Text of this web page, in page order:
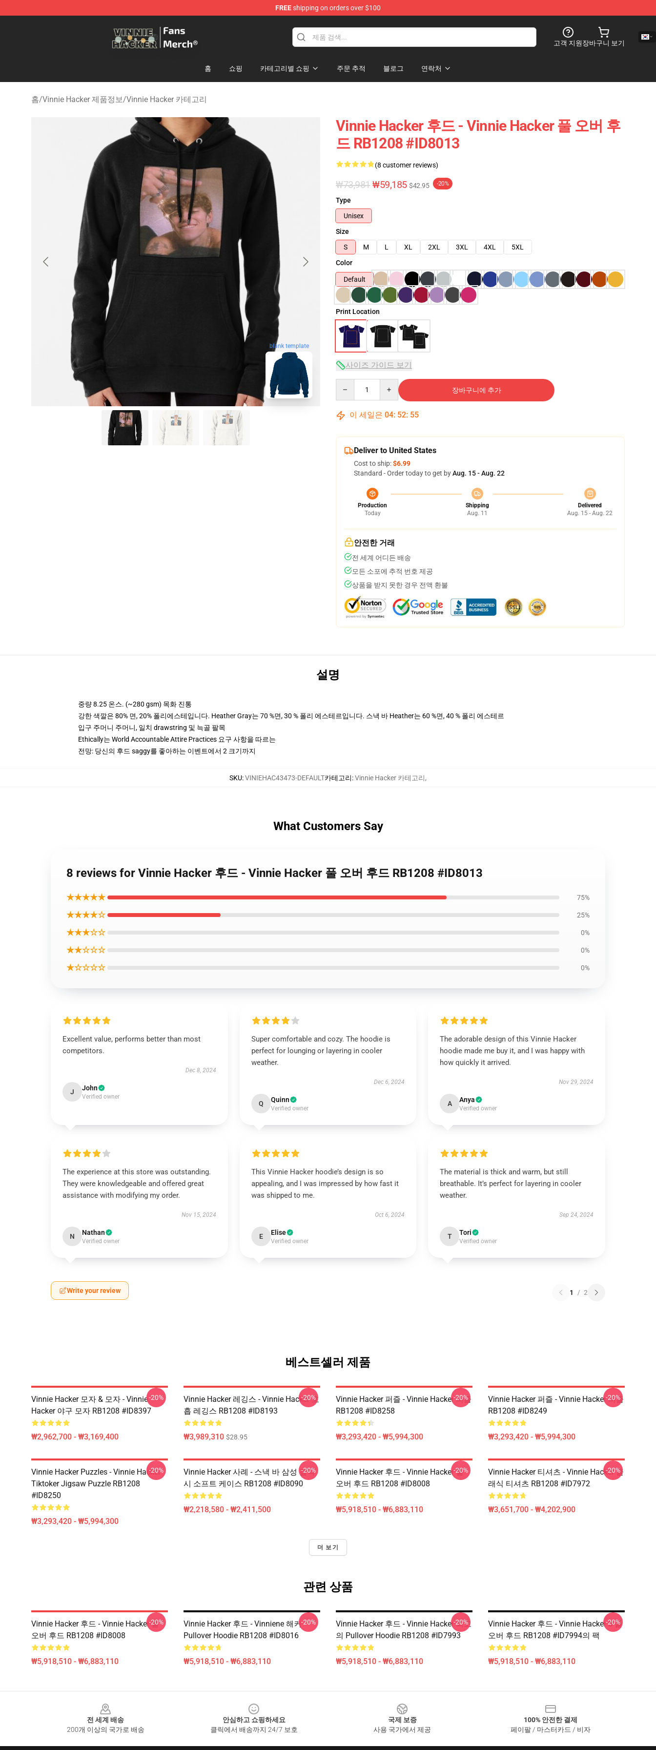
FREEshipping on orders over $100
고객 지원장바구니 보기
홈 쇼핑 카테고리별 쇼핑 주문 추적 블로그 연락처
홈/Vinnie Hacker 제품정보/Vinnie Hacker 카테고리
blank template
Vinnie Hacker 후드 - Vinnie Hacker 풀 오버 후
드 RB1208 #ID8013
(8 customer reviews)
₩73,981 ₩59,185 $42.95 -20%
Type
Unisex
Size
S
M L XL 2XL 3XL 4XL
5XL
Color
Default
Print Location
사이즈 가이드 보기
장바구니에 추가
이 세일은 04: 52: 54
Deliver to United States
Cost to ship:$6.99
Standard - Order today to get byAug. 15 - Aug. 22
Production
Today
Shipping
Aug. 11
Delivered
Aug. 15 - Aug. 22
안전한 거래
전 세계 어디든 배송
모든 소포에 추적 번호 제공
상품을 받지 못한 경우 전액 환불
설명
중량 8.25 온스. (~280 gsm) 목화 진통
강한 색깔은 80% 면, 20% 폴리에스테입니다. Heather Gray는 70 %면, 30 % 폴리 에스테르입니다. 스낵 바 Heather는 60 %면, 40 % 폴리 에스테르
입구 주머니 주머니, 일치 drawstring 및 늑골 팔목
Ethically는 World Accountable Attire Practices 요구 사항을 따르는
전망: 당신의 후드 saggy를 좋아하는 이벤트에서 2 크기까지
SKU:VINIEHAC43473-DEFAULT카테고리:Vinnie Hacker 카테고리,
What Customers Say
8 reviews for Vinnie Hacker 후드 - Vinnie Hacker 풀 오버 후드 RB1208 #ID8013
★★★★★ 75%
★★★★☆ 25%
★★★☆☆ 0%
★★☆☆☆ 0%
★☆☆☆☆ 0%
Excellent value, performs better than most
competitors.
Dec 8, 2024
J John
Verified owner
Super comfortable and cozy. The hoodie is
perfect for lounging or layering in cooler
weather.
Dec 6, 2024
Q Quinn
Verified owner
The adorable design of this Vinnie Hacker
hoodie made me buy it, and I was happy with
how quickly it arrived.
Nov 29, 2024
A Anya
Verified owner
The experience at this store was outstanding.
They were knowledgeable and offered great
assistance with modifying my order.
Nov 15, 2024
N Nathan
Verified owner
This Vinnie Hacker hoodie’s design is so
appealing, and I was impressed by how fast it
was shipped to me.
Oct 6, 2024
E Elise
Verified owner
The material is thick and warm, but still
breathable. It’s perfect for layering in cooler
weather.
Sep 24, 2024
T Tori
Verified owner
Write your review 1 / 2
베스트셀러 제품
Vinnie Hacker 모자 & 모자 - Vinnie
Hacker 야구 모자 RB1208 #ID8397
₩2,962,700 - ₩3,169,400
-20%
Vinnie Hacker 레깅스 - Vinnie Hacker 호
흡 레깅스 RB1208 #ID8193
₩3,989,310 $28.95
-20%
Vinnie Hacker 퍼즐 - Vinnie Hacker 퍼즐
RB1208 #ID8258
₩3,293,420 - ₩5,994,300
-20%
Vinnie Hacker 퍼즐 - Vinnie Hacker 퍼즐
RB1208 #ID8249
₩3,293,420 - ₩5,994,300
-20%
Vinnie Hacker Puzzles - Vinnie Hacker
Tiktoker Jigsaw Puzzle RB1208
#ID8250
₩3,293,420 - ₩5,994,300
-20%
Vinnie Hacker 사례 - 스낵 바 삼성 갤럭
시 소프트 케이스 RB1208 #ID8090
₩2,218,580 - ₩2,411,500
-20%
Vinnie Hacker 후드 - Vinnie Hacker 풀
오버 후드 RB1208 #ID8008
₩5,918,510 - ₩6,883,110
-20%
Vinnie Hacker 티셔츠 - Vinnie Hacker 클
래식 티셔츠 RB1208 #ID7972
₩3,651,700 - ₩4,202,900
-20%
더 보기
관련 상품
Vinnie Hacker 후드 - Vinnie Hacker 풀
오버 후드 RB1208 #ID8008
₩5,918,510 - ₩6,883,110
-20%
Vinnie Hacker 후드 - Vinniene 해커
Pullover Hoodie RB1208 #ID8016
₩5,918,510 - ₩6,883,110
-20%
Vinnie Hacker 후드 - Vinnie Hacker 최고
의 Pullover Hoodie RB1208 #ID7993
₩5,918,510 - ₩6,883,110
-20%
Vinnie Hacker 후드 - Vinnie Hacker 5 풀
오버 후드 RB1208 #ID7994의 팩
₩5,918,510 - ₩6,883,110
-20%
전 세계 배송
200개 이상의 국가로 배송
안심하고 쇼핑하세요
클릭에서 배송까지 24/7 보호
국제 보증
사용 국가에서 제공
100% 안전한 결제
페이팔 / 마스터카드 / 비자